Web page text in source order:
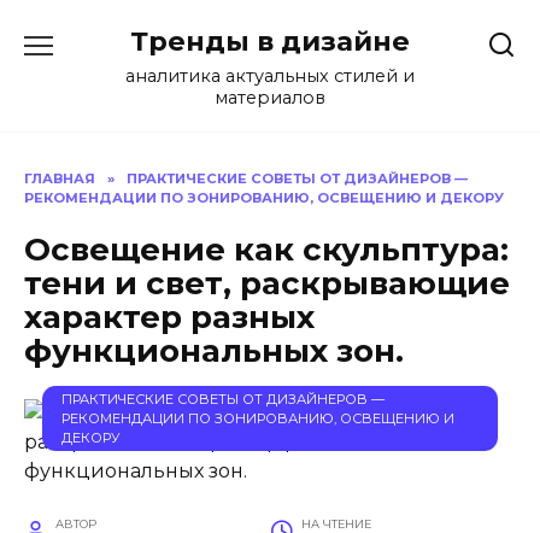
содержанию
Тренды в дизайне
аналитика актуальных стилей и
материалов
ГЛАВНАЯ »
ПРАКТИЧЕСКИЕ СОВЕТЫ ОТ ДИЗАЙНЕРОВ —
РЕКОМЕНДАЦИИ ПО ЗОНИРОВАНИЮ, ОСВЕЩЕНИЮ И ДЕКОРУ
Освещение как скульптура:
тени и свет, раскрывающие
характер разных
функциональных зон.
ПРАКТИЧЕСКИЕ СОВЕТЫ ОТ ДИЗАЙНЕРОВ —
РЕКОМЕНДАЦИИ ПО ЗОНИРОВАНИЮ, ОСВЕЩЕНИЮ И
ДЕКОРУ
АВТОР НА ЧТЕНИЕ